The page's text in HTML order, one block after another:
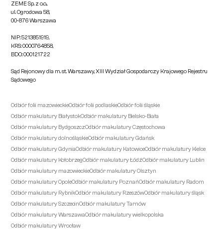
ZEME Sp. z o.o.,
ul. Ogrodowa 58,
00-876 Warszawa
NIP: 5213851919,
KRS: 0000764858,
BDO: 000121722
Sąd Rejonowy dla m. st. Warszawy, XIII Wydział Gospodarczy Krajowego Rejestru
Sądowego
Odbiór folii mazowieckieOdbiór folii podlaskieOdbiór folii śląskie
Odbiór makulatury BiałystokOdbiór makulatury Bielsko-Biała
Odbiór makulatury BydgoszczOdbiór makulatury Częstochowa
Odbiór makulatury dolnośląskieOdbiór makulatury Gdańsk
Odbiór makulatury GdyniaOdbiór makulatury KatowiceOdbiór makulatury Kielce
Odbiór makulatury KołobrzegOdbiór makulatury ŁódźOdbiór makulatury Lublin
Odbiór makulatury mazowieckieOdbiór makulatury Olsztyn
Odbiór makulatury OpoleOdbiór makulatury PoznańOdbiór makulatury Radom
Odbiór makulatury RybnikOdbiór makulatury RzeszówOdbiór makulatury śląsk
Odbiór makulatury SzczecinOdbiór makulatury Tarnów
Odbiór makulatury WarszawaOdbiór makulatury wielkopolska
Odbiór makulatury Wrocław